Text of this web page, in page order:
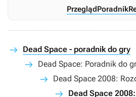
PrzeglądPoradnik
Dead Space - poradnik do gry
Dead Space: Poradnik do
Dead Space 2008:
Dead Space